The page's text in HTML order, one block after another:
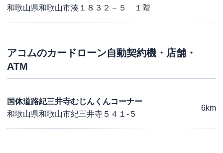
和歌山県和歌山市湊１８３２－５ １階
アコムのカードローン自動契約機・店舗・
ATM
国体道路紀三井寺むじんくんコーナー
和歌山県和歌山市紀三井寺５４１-５
6km